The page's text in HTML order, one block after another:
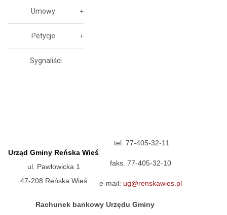
Umowy
Petycje
Sygnaliści
Urząd Gminy Reńska Wieś
ul. Pawłowicka 1
47-208 Reńska Wieś
tel. 77-405-32-11
faks. 77-405-32-10
e-mail: ug@renskawies.pl
Rachunek bankowy Urzędu Gminy